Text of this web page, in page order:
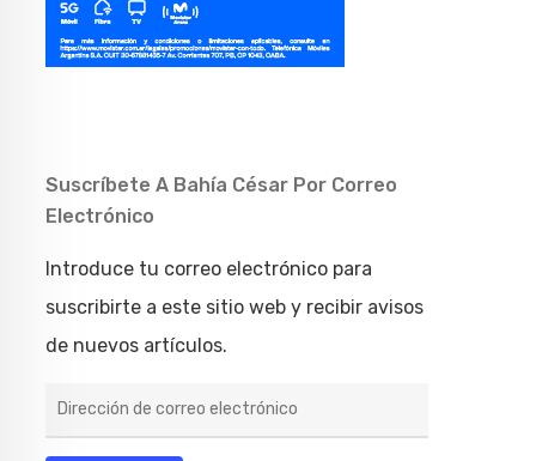
Suscríbete A Bahía César Por Correo
Electrónico
Introduce tu correo electrónico para
suscribirte a este sitio web y recibir avisos
de nuevos artículos.
de